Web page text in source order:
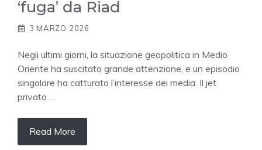
‘fuga’ da Riad
3 MARZO 2026
Negli ultimi giorni, la situazione geopolitica in Medio
Oriente ha suscitato grande attenzione, e un episodio
singolare ha catturato l’interesse dei media. Il jet
privato …
Read More